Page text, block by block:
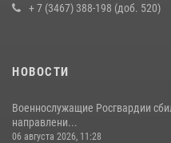
+ 7 (3467) 388-198 (доб. 520)
НОВОСТИ
Военнослужащие Росгвардии
направлени...
06 августа 2026, 11:28